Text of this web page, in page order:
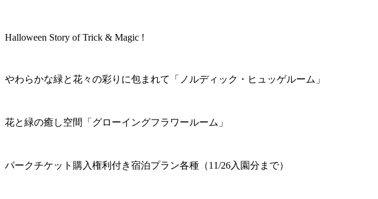
Halloween Story of Trick & Magic !
やわらかな緑と花々の彩りに包まれて「ノルディック・ヒュッゲルーム」
花と緑の癒し空間「グローイングフラワールーム」
パークチケット購入権利付き宿泊プラン各種（11/26入園分まで）